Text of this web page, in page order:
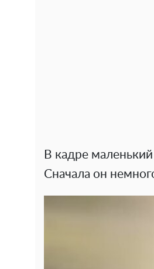
В кадре
Сначала он